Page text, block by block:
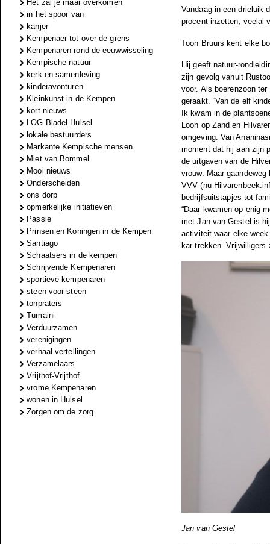
Het zal je maar overkomen
in het spoor van
kanjer
Kempenaer tot over de grens
Kempenaren rond de eeuwwisseling
Kempische natuur
kerk en samenleving
kinderavonturen
Kleinkunst in de Kempen
kort nieuws
LOG Bladel-Hulsel
lokale bestuurders
Markante Kempische mensen
Miet van Bommel
Mooi nieuws
Onderscheiden
ons dorp
opmerkelijke initiatieven
Passie
Prinsen en Koningen in de Kempen
Santiago
Schaatsers in de kempen
Schrijvende Kempenaren
sportieve kempenaren
steen voor steen
tonpraters
Tumaini
Verduurzamen
verenigingen
verhaal vertellingen
Verzamelaars
Vrijthof-Vrijthof
vrome Kempenaren
wonen in Hulsel
Zorgen om de zorg
Vandaag in een drieluik
procent inzetten, veelal
Toon Bruurs kent elke
Hij geeft natuur-
zijn gevolg vanuit
voor. Als boerenzoon
geraakt. “Van de elf
Ik kwam in de
Loon op Zand en
omgeving. Van
moment dat hij aan zijn
de uitgaven van de
vrouw. Maar
VVV (nu
bedrijfsuitstapjes tot
“Daar kwamen op enig
met Jan van Gestel is
activiteit waar elke
kar trekken. Vrijwilligers
Jan van Gestel